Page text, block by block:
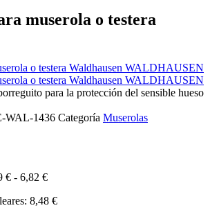
muserola o testera
para la protección del sensible hueso
WAL-1436 Categoría Muserolas
€ - 6,82 €
8,48 €